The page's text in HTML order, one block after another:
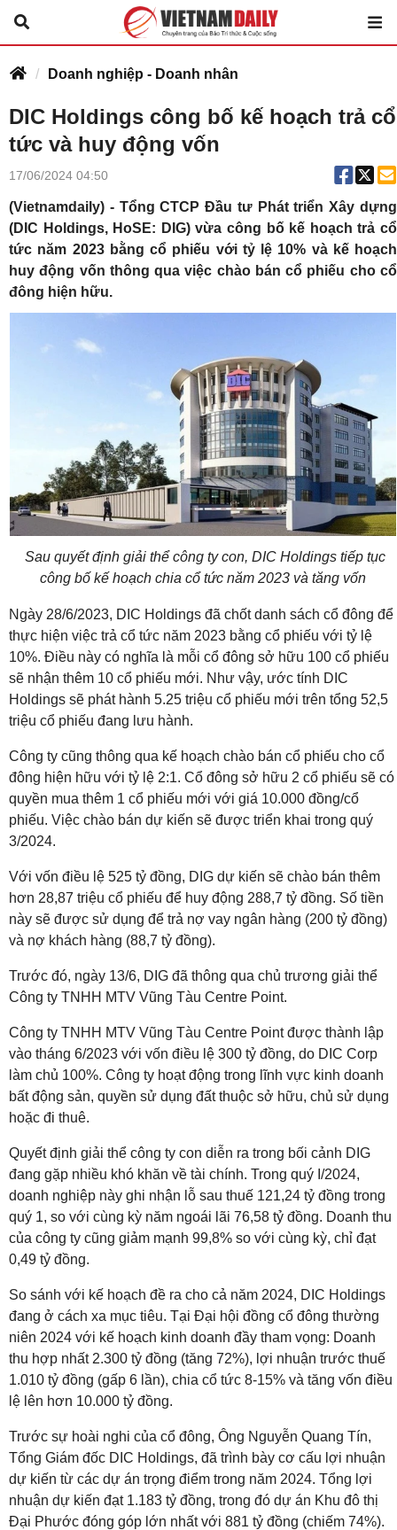
Doanh nghiệp - Doanh nhân
DIC Holdings công bố kế hoạch trả cổ
tức và huy động vốn
17/06/2024 04:50
(Vietnamdaily) - Tổng CTCP Đầu tư Phát triển Xây dựng
(DIC Holdings, HoSE: DIG) vừa công bố kế hoạch trả cổ
tức năm 2023 bằng cổ phiếu với tỷ lệ 10% và kế hoạch
huy động vốn thông qua việc chào bán cổ phiếu cho cổ
đông hiện hữu.
Sau quyết định giải thể công ty con, DIC Holdings tiếp tục
công bố kế hoạch chia cổ tức năm 2023 và tăng vốn
Ngày 28/6/2023, DIC Holdings đã chốt danh sách cổ đông để
thực hiện việc trả cổ tức năm 2023 bằng cổ phiếu với tỷ lệ
10%. Điều này có nghĩa là mỗi cổ đông sở hữu 100 cổ phiếu
sẽ nhận thêm 10 cổ phiếu mới. Như vậy, ước tính DIC
Holdings sẽ phát hành 5.25 triệu cổ phiếu mới trên tổng 52,5
triệu cổ phiếu đang lưu hành.
Công ty cũng thông qua kế hoạch chào bán cổ phiếu cho cổ
đông hiện hữu với tỷ lệ 2:1. Cổ đông sở hữu 2 cổ phiếu sẽ có
quyền mua thêm 1 cổ phiếu mới với giá 10.000 đồng/cổ
phiếu. Việc chào bán dự kiến sẽ được triển khai trong quý
3/2024.
Với vốn điều lệ 525 tỷ đồng, DIG dự kiến sẽ chào bán thêm
hơn 28,87 triệu cổ phiếu để huy động 288,7 tỷ đồng. Số tiền
này sẽ được sử dụng để trả nợ vay ngân hàng (200 tỷ đồng)
và nợ khách hàng (88,7 tỷ đồng).
Trước đó, ngày 13/6, DIG đã thông qua chủ trương giải thể
Công ty TNHH MTV Vũng Tàu Centre Point.
Công ty TNHH MTV Vũng Tàu Centre Point được thành lập
vào tháng 6/2023 với vốn điều lệ 300 tỷ đồng, do DIC Corp
làm chủ 100%. Công ty hoạt động trong lĩnh vực kinh doanh
bất động sản, quyền sử dụng đất thuộc sở hữu, chủ sử dụng
hoặc đi thuê.
Quyết định giải thể công ty con diễn ra trong bối cảnh DIG
đang gặp nhiều khó khăn về tài chính. Trong quý I/2024,
doanh nghiệp này ghi nhận lỗ sau thuế 121,24 tỷ đồng trong
quý 1, so với cùng kỳ năm ngoái lãi 76,58 tỷ đồng. Doanh thu
của công ty cũng giảm mạnh 99,8% so với cùng kỳ, chỉ đạt
0,49 tỷ đồng.
So sánh với kế hoạch đề ra cho cả năm 2024, DIC Holdings
đang ở cách xa mục tiêu. Tại Đại hội đồng cổ đông thường
niên 2024 với kế hoạch kinh doanh đầy tham vọng: Doanh
thu hợp nhất 2.300 tỷ đồng (tăng 72%), lợi nhuận trước thuế
1.010 tỷ đồng (gấp 6 lần), chia cổ tức 8-15% và tăng vốn điều
lệ lên hơn 10.000 tỷ đồng.
Trước sự hoài nghi của cổ đông, Ông Nguyễn Quang Tín,
Tổng Giám đốc DIC Holdings, đã trình bày cơ cấu lợi nhuận
dự kiến từ các dự án trọng điểm trong năm 2024. Tổng lợi
nhuận dự kiến đạt 1.183 tỷ đồng, trong đó dự án Khu đô thị
Đại Phước đóng góp lớn nhất với 881 tỷ đồng (chiếm 74%).